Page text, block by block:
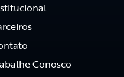
Conosco